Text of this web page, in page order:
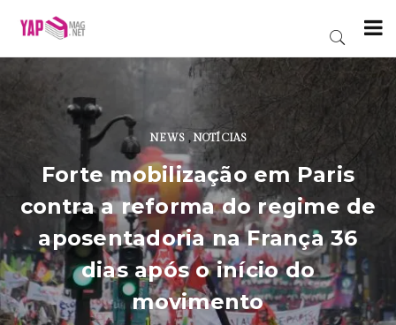
NEWS ,NOTÍCIAS
Forte mobilização em Paris
contra a reforma do regime de
aposentadoria na França 36
dias após o início do
movimento